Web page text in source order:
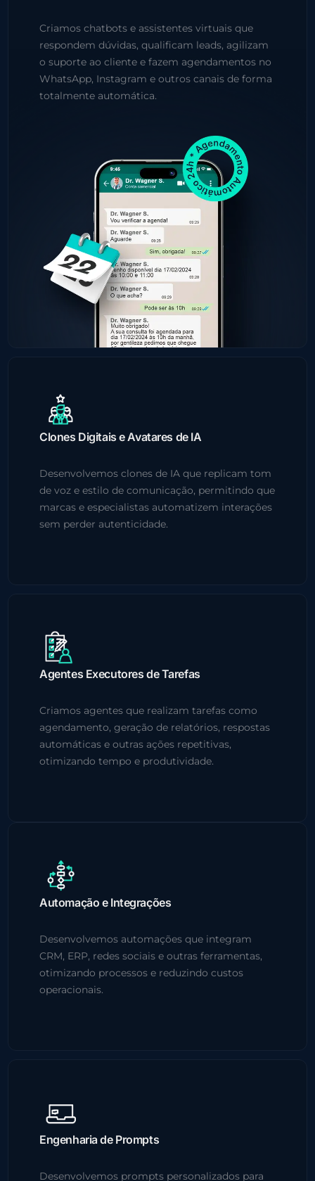
Criamos chatbots e assistentes virtuais que
respondem dúvidas, qualificam leads, agilizam
o suporte ao cliente e fazem agendamentos no
WhatsApp, Instagram e outros canais de forma
totalmente automática.
Clones Digitais e Avatares de IA
Desenvolvemos clones de IA que replicam tom
de voz e estilo de comunicação, permitindo que
marcas e especialistas automatizem interações
sem perder autenticidade.
Agentes Executores de Tarefas
Criamos agentes que realizam tarefas como
agendamento, geração de relatórios, respostas
automáticas e outras ações repetitivas,
otimizando tempo e produtividade.
Automação e Integrações
Desenvolvemos automações que integram
CRM, ERP, redes sociais e outras ferramentas,
otimizando processos e reduzindo custos
operacionais.
Engenharia de Prompts
Desenvolvemos prompts personalizados para